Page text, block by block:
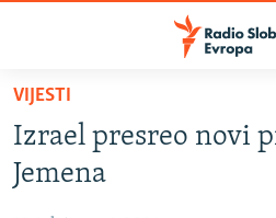
Pređite
glavni
sadržaj
BOSNA I HERCEGOVINA
VIJESTI
Izrael presreo novi
Jemena